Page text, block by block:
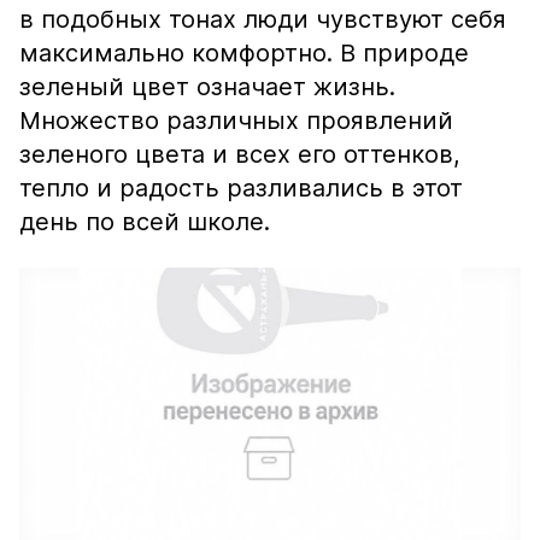
в подобных тонах люди чувствуют себя
максимально комфортно. В природе
зеленый цвет означает жизнь.
Множество различных проявлений
зеленого цвета и всех его оттенков,
тепло и радость разливались в этот
день по всей школе.